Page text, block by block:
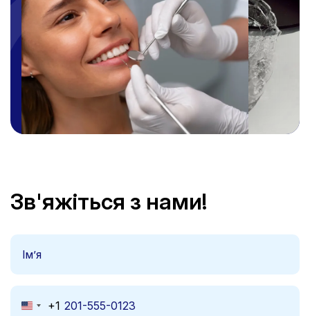
Зв'яжіться з нами!
United
+1